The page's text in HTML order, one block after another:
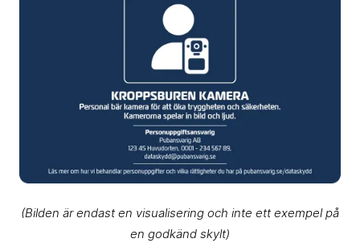
(Bilden är endast en visualisering och inte ett exempel på
en godkänd skylt)